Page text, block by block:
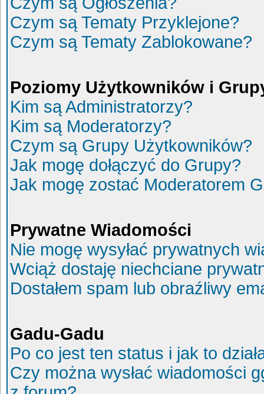
Czym są Tematy Przyklejone?
Czym są Tematy Zablokowane?
Poziomy Użytkowników i
Kim są Administratorzy?
Kim są Moderatorzy?
Czym są Grupy Użytkowników?
Jak mogę dołączyć do Grupy?
Jak mogę zostać Moderatorem
Prywatne Wiadomości
Nie mogę wysyłać prywatnych
Wciąż dostaję niechciane
Dostałem spam lub obraźliwy
Gadu-Gadu
Po co jest ten status i jak to
Czy można wysłać wiadomości